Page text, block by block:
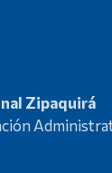
Zipaquirá